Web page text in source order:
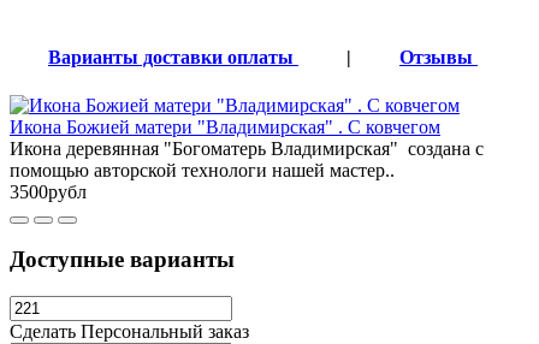
Варианты доставки оплаты | Отзывы
Икона Божией матери "Владимирская" . С ковчегом
Икона деревянная "Богоматерь Владимирская" создана с
помощью авторской технологи нашей мастер..
3500рубл
Доступные варианты
Сделать Персональный заказ